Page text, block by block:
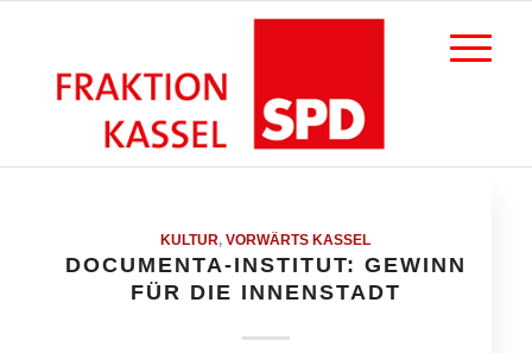
KULTUR,VORWÄRTS KASSEL
DOCUMENTA-INSTITUT: GEWINN
FÜR DIE INNENSTADT